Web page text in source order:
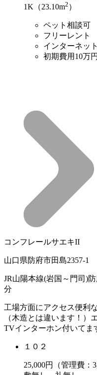
1K（23.10m2 ）
ペット相談可
フリーレント
インターネッ
初期費用10万
コンフレールサエキII
山口県防府市田島2357-1
JR山陽本線(岩国～門司)
分
工場方面にアクセス便利
（木造とは違います！）
TVインターホン付いてま
１０２
25,000円（管理費：